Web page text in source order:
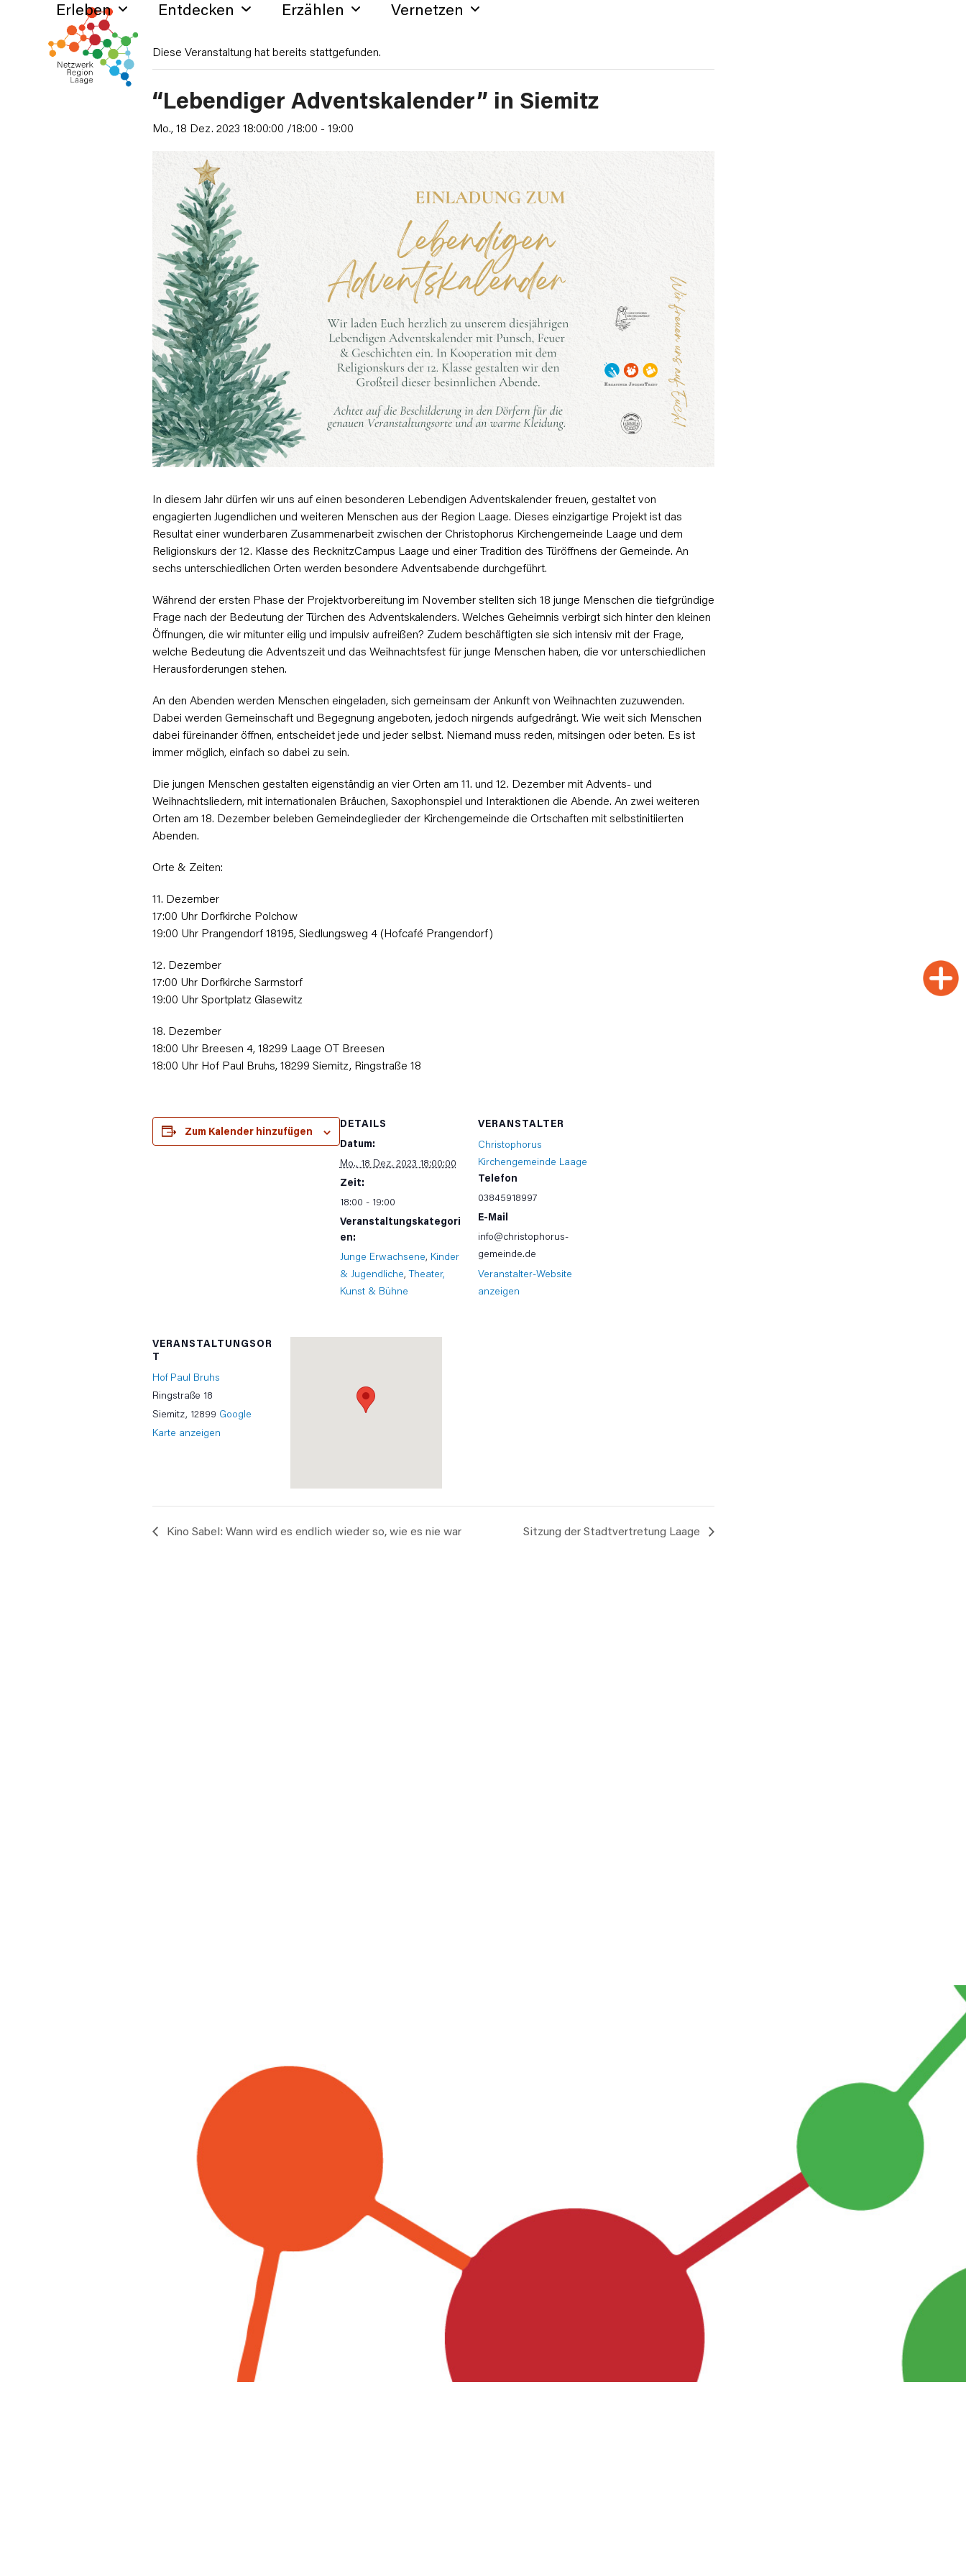
Erleben Entdecken Erzählen Vernetzen
Diese Veranstaltung hat bereits stattgefunden.
“Lebendiger Adventskalender” in Siemitz
Mo., 18 Dez. 2023 18:00:00 /18:00 - 19:00
In diesem Jahr dürfen wir uns auf einen besonderen Lebendigen Adventskalender freuen, gestaltet von
engagierten Jugendlichen und weiteren Menschen aus der Region Laage. Dieses einzigartige Projekt ist das
Resultat einer wunderbaren Zusammenarbeit zwischen der Christophorus Kirchengemeinde Laage und dem
Religionskurs der 12. Klasse des RecknitzCampus Laage und einer Tradition des Türöffnens der Gemeinde. An
sechs unterschiedlichen Orten werden besondere Adventsabende durchgeführt.
Während der ersten Phase der Projektvorbereitung im November stellten sich 18 junge Menschen die tiefgründige
Frage nach der Bedeutung der Türchen des Adventskalenders. Welches Geheimnis verbirgt sich hinter den kleinen
Öffnungen, die wir mitunter eilig und impulsiv aufreißen? Zudem beschäftigten sie sich intensiv mit der Frage,
welche Bedeutung die Adventszeit und das Weihnachtsfest für junge Menschen haben, die vor unterschiedlichen
Herausforderungen stehen.
An den Abenden werden Menschen eingeladen, sich gemeinsam der Ankunft von Weihnachten zuzuwenden.
Dabei werden Gemeinschaft und Begegnung angeboten, jedoch nirgends aufgedrängt. Wie weit sich Menschen
dabei füreinander öffnen, entscheidet jede und jeder selbst. Niemand muss reden, mitsingen oder beten. Es ist
immer möglich, einfach so dabei zu sein.
Die jungen Menschen gestalten eigenständig an vier Orten am 11. und 12. Dezember mit Advents- und
Weihnachtsliedern, mit internationalen Bräuchen, Saxophonspiel und Interaktionen die Abende. An zwei weiteren
Orten am 18. Dezember beleben Gemeindeglieder der Kirchengemeinde die Ortschaften mit selbstinitiierten
Abenden.
Orte & Zeiten:
11. Dezember
17:00 Uhr Dorfkirche Polchow
19:00 Uhr Prangendorf 18195, Siedlungsweg 4 (Hofcafé Prangendorf)
12. Dezember
17:00 Uhr Dorfkirche Sarmstorf
19:00 Uhr Sportplatz Glasewitz
18. Dezember
18:00 Uhr Breesen 4, 18299 Laage OT Breesen
18:00 Uhr Hof Paul Bruhs, 18299 Siemitz, Ringstraße 18
Zum Kalender hinzufügen
DETAILS
Datum:
Mo., 18 Dez. 2023 18:00:00
Zeit:
18:00 - 19:00
Veranstaltungskategori
en:
Junge Erwachsene, Kinder
& Jugendliche,Theater,
Kunst & Bühne
VERANSTALTER
Christophorus
Kirchengemeinde Laage
Telefon
03845918997
E-Mail
info@christophorus-
gemeinde.de
Veranstalter-Website
anzeigen
VERANSTALTUNGSOR
T
Hof Paul Bruhs
Ringstraße 18
Siemitz, 12899 Google
Karte anzeigen
Kino Sabel: Wann wird es endlich wieder so, wie es nie war Sitzung der Stadtvertretung Laage